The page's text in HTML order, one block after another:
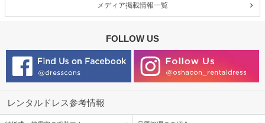
メディア掲載情報一覧
FOLLOW US
レンタルドレス参考情報